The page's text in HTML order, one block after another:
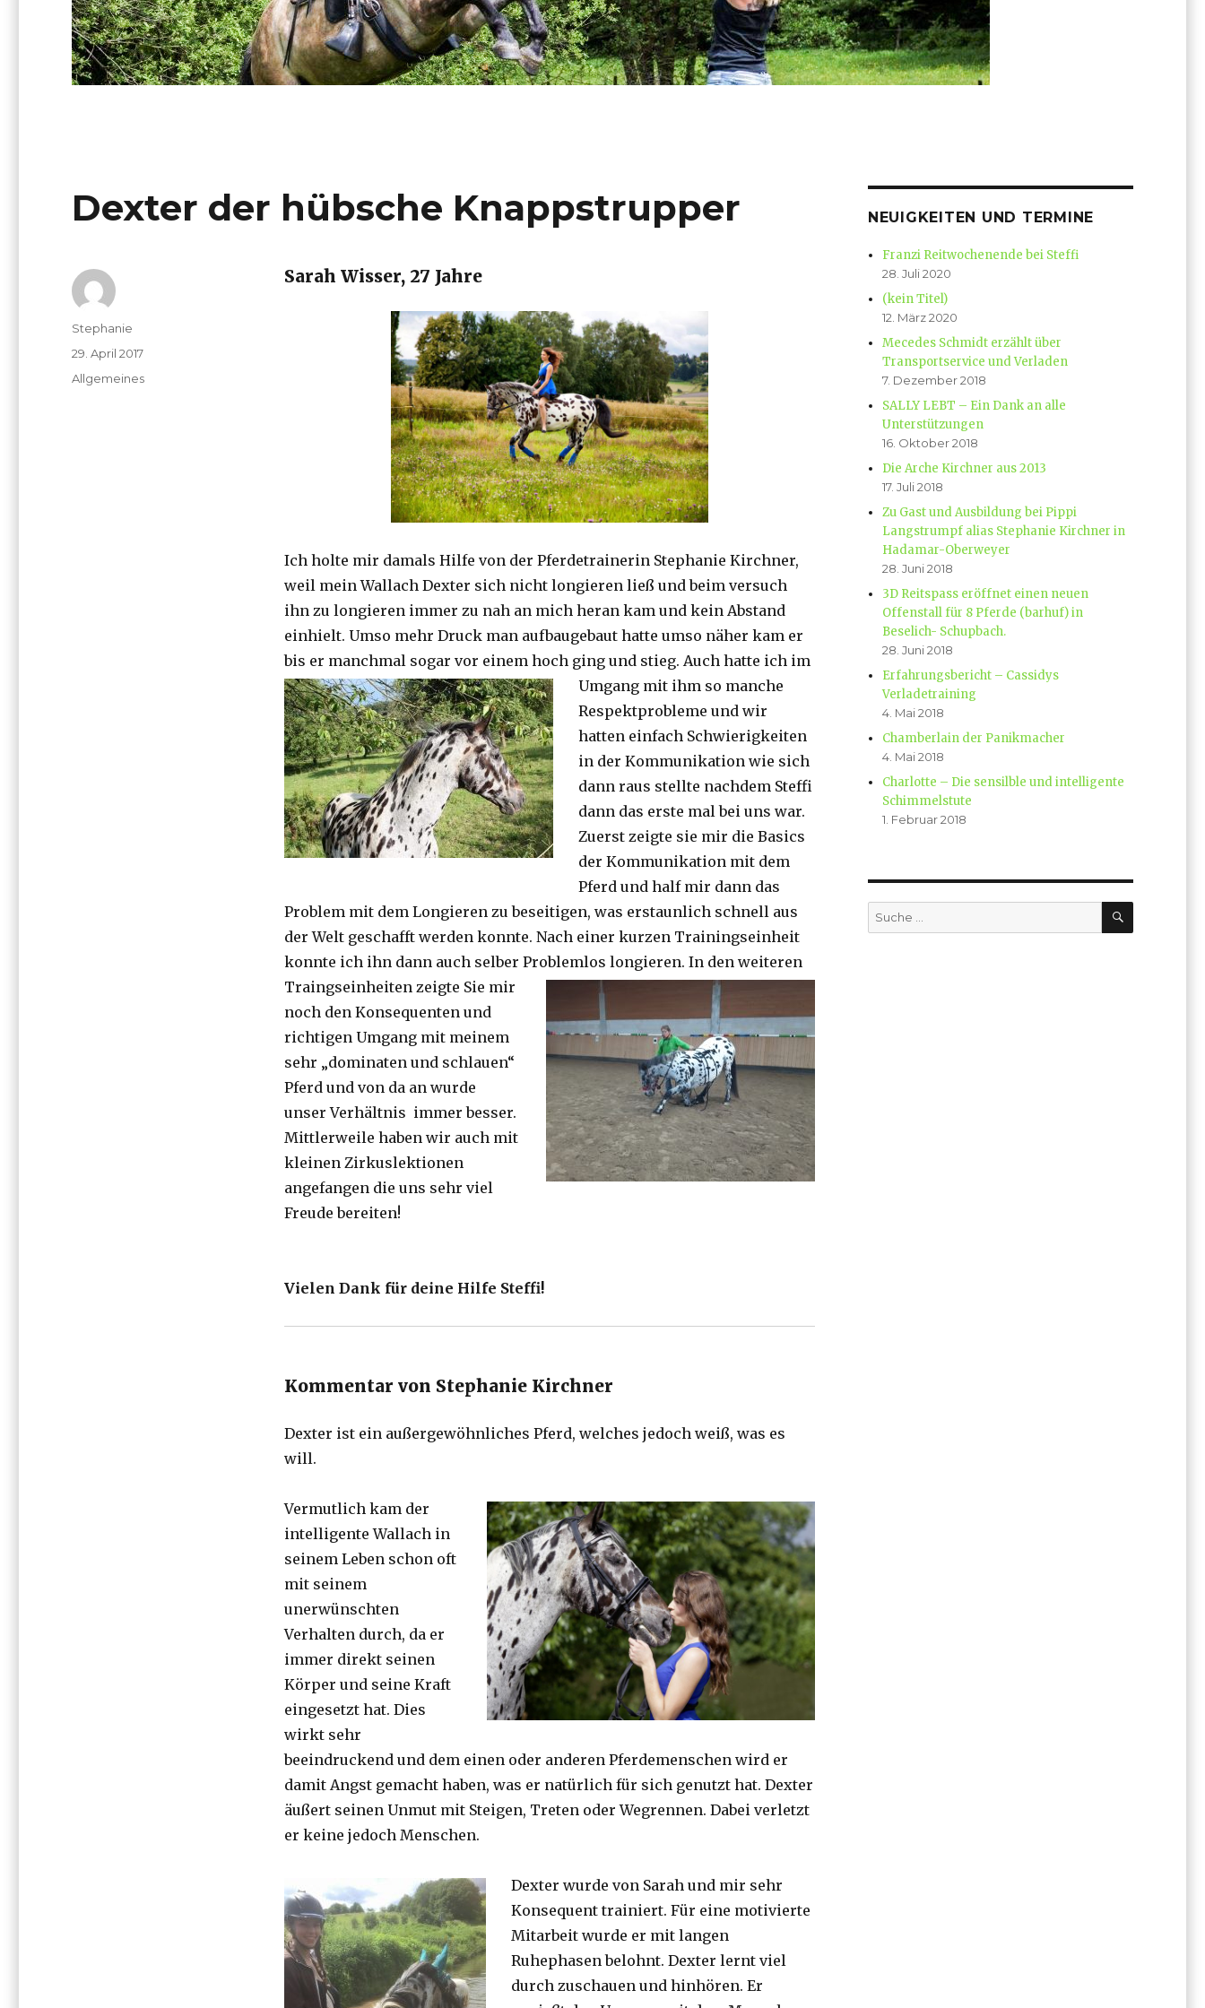
Dexter der hübsche Knappstrupper
Sarah Wisser, 27 Jahre
Ich holte mir damals Hilfe von der Pferdetrainerin Stephanie Kirchner,
weil mein Wallach Dexter sich nicht longieren ließ und beim versuch
ihn zu longieren immer zu nah an mich heran kam und kein Abstand
einhielt. Umso mehr Druck man aufbaugebaut hatte umso näher kam er
bis er manchmal sogar vor einem hoch ging und stieg. Auch hatte ich im
Umgang mit ihm so manche
Respektprobleme und wir
hatten einfach Schwierigkeiten
in der Kommunikation wie sich
dann raus stellte nachdem Steffi
dann das erste mal bei uns war.
Zuerst zeigte sie mir die Basics
der Kommunikation mit dem
Pferd und half mir dann das
Problem mit dem Longieren zu beseitigen, was erstaunlich schnell aus
der Welt geschafft werden konnte. Nach einer kurzen Trainingseinheit
konnte ich ihn dann auch selber Problemlos longieren. In den weiteren
Traingseinheiten zeigte Sie mir
noch den Konsequenten und
richtigen Umgang mit meinem
sehr „dominaten und schlauen“
Pferd und von da an wurde
unser Verhältnis immer besser.
Mittlerweile haben wir auch mit
kleinen Zirkuslektionen
angefangen die uns sehr viel
Freude bereiten!
Vielen Dank für deine Hilfe Steffi!
Kommentar von Stephanie Kirchner
Dexter ist ein außergewöhnliches Pferd, welches jedoch weiß, was es
will.
Vermutlich kam der
intelligente Wallach in
seinem Leben schon oft
mit seinem
unerwünschten
Verhalten durch, da er
immer direkt seinen
Körper und seine Kraft
eingesetzt hat. Dies
wirkt sehr
beeindruckend und dem einen oder anderen Pferdemenschen wird er
damit Angst gemacht haben, was er natürlich für sich genutzt hat. Dexter
äußert seinen Unmut mit Steigen, Treten oder Wegrennen. Dabei verletzt
er keine jedoch Menschen.
Dexter wurde von Sarah und mir sehr
Konsequent trainiert. Für eine motivierte
Mitarbeit wurde er mit langen
Ruhephasen belohnt. Dexter lernt viel
durch zuschauen und hinhören. Er
Autor
Stephanie
Veröffentlicht
am
29. April 2017
Kategorien
Allgemeines
NEUIGKEITEN UND TERMINE
Franzi Reitwochenende bei Steffi
28. Juli 2020
(kein Titel)
12. März 2020
Mecedes Schmidt erzählt über
Transportservice und Verladen
7. Dezember 2018
SALLY LEBT – Ein Dank an alle
Unterstützungen
16. Oktober 2018
Die Arche Kirchner aus 2013
17. Juli 2018
Zu Gast und Ausbildung bei Pippi
Langstrumpf alias Stephanie Kirchner in
Hadamar-Oberweyer
28. Juni 2018
3D Reitspass eröffnet einen neuen
Offenstall für 8 Pferde (barhuf) in
Beselich- Schupbach.
28. Juni 2018
Erfahrungsbericht – Cassidys
Verladetraining
4. Mai 2018
Chamberlain der Panikmacher
4. Mai 2018
Charlotte – Die sensilble und intelligente
Schimmelstute
1. Februar 2018
Suche
nach:
SUCHE